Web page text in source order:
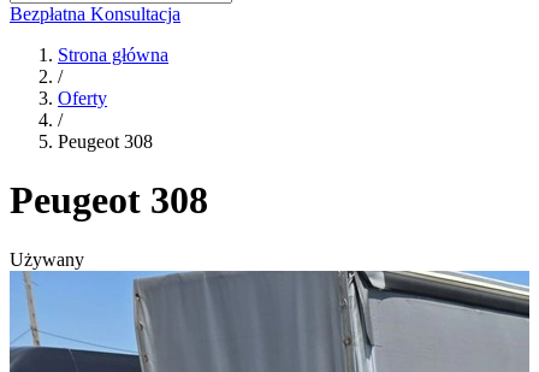
Bezpłatna Konsultacja
Strona główna
/
Oferty
/
Peugeot 308
Peugeot 308
Używany